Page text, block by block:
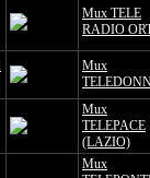
Mux TELE
RADIO
Mux
Mux
TELEPACE
(LAZIO)
Mux